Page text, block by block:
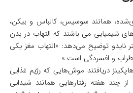
همانند سوسیس، کالباس و بیکن،
شیمیایی می باشند که التهاب در بدن
نایدو توضیح می‌دهد: «التهاب مغز یکی
و افسردگی است.»
دریافتند موش‌هایی که رژیم غذایی
چند هفته رفتارهایی همانند شیدایی